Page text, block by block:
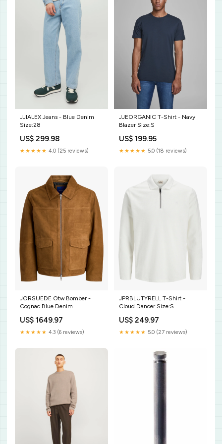
JJIALEX Jeans - Blue Denim
Size:28
US$ 299.98
★★★★★ 4.0 (25 reviews)
JJEORGANIC T-Shirt - Navy
Blazer Size:S
US$ 199.95
★★★★★ 5.0 (18 reviews)
JORSUEDE Otw Bomber -
Cognac Blue Denim
US$ 1649.97
★★★★★ 4.3 (6 reviews)
JPRBLUTYRELL T-Shirt -
Cloud Dancer Size:S
US$ 249.97
★★★★★ 5.0 (27 reviews)